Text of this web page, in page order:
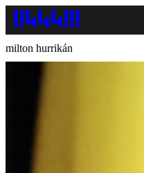
milton hurrikán